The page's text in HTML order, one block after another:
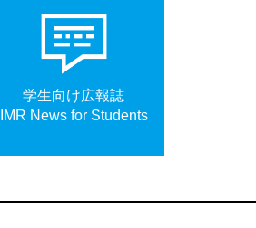
学生向け広報誌
IMR News for Students